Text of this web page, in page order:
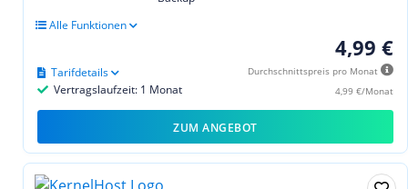
Alle Funktionen
4,99 €
Durchschnittspreis pro Monat
4,99 €/Monat
Vertragslaufzeit: 1 Monat
Tarifdetails
ZUM ANGEBOT